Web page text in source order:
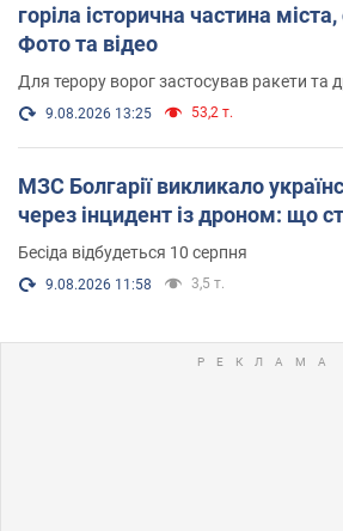
горіла історична частина
Фото та відео
Для терору ворог застосував ракети та
9.08.2026 13:25 53,2 т.
МЗС Болгарії викликало
через інцидент із дроном: що
Бесіда відбудеться 10 серпня
9.08.2026 11:58 3,5 т.